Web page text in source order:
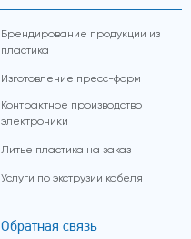
Брендирование продукции из
пластика
Изготовление пресс-форм
Контрактное производство
электроники
Литье пластика на заказ
Услуги по экструзии кабеля
Обратная связь